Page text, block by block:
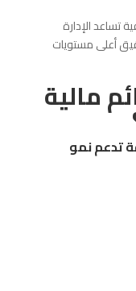
تساعد الإدارة
أعلى مستويات
مالية
تدعم نمو